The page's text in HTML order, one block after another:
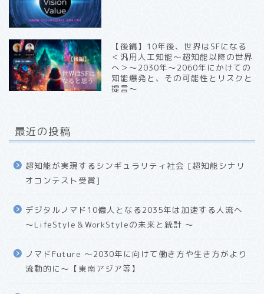
【後編】10年後、世界はSFになる
＜汎用人工知能〜超知能以降の世界
へ＞〜2030年〜2060年にかけての
知能爆発と、その可能性とリスクと
提言〜
最近の投稿
超知能が実現するシンギュラリティ社会 [超知能シナリ
オコンテスト受賞]
デジタルノマド10億人となる2035年は加速する人流へ
〜LifeStyle＆WorkStyleの未来と統計 〜
ノマドFuture 〜2030年に向けて働き方や生き方がより
流動的に〜【東南アジア等】